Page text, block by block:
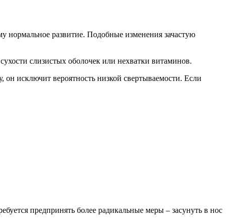
нормальное развитие. Подобные изменения зачастую
слизистых оболочек или нехватки витаминов.
он исключит вероятность низкой свертываемости. Если
предпринять более радикальные меры – засунуть в нос